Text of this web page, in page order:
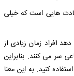
هایی است که خیلی
افراد زمان زیادی از
سر می کنند. بنابراین
کنید. به این معنا